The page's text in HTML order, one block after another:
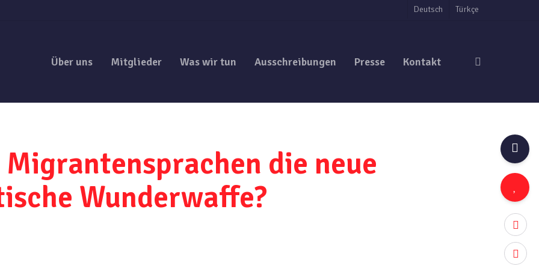
twitter
Deutsch Türkçe
Über uns Mitglieder Was wir tun Ausschreibungen Presse Kontakt
die neue
Wunderwaffe?